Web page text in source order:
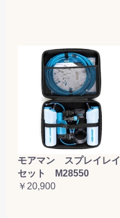
モアマン スプレイレイ
セット M28550
￥20,900